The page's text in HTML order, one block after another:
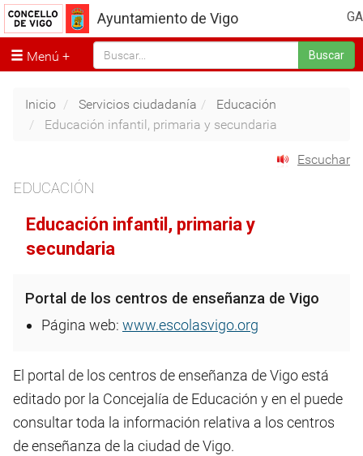
GA
Ayuntamiento de Vigo
Menú Buscar
Inicio Servicios ciudadanía
Educación
Educación infantil, primaria y secundaria
Escuchar
EDUCACIÓN
Educación infantil, primaria y
secundaria
Portal de los centros de enseñanza de Vigo
Página web: www.escolasvigo.org
El portal de los centros de enseñanza de Vigo está
editado por la Concejalía de Educación y en el puede
consultar toda la información relativa a los centros
de enseñanza de la ciudad de Vigo.